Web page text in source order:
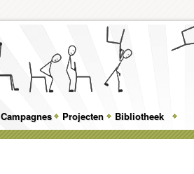
Campagnes Projecten Bibliotheek